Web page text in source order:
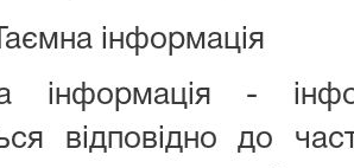
інформація
інформація -
відповідно до